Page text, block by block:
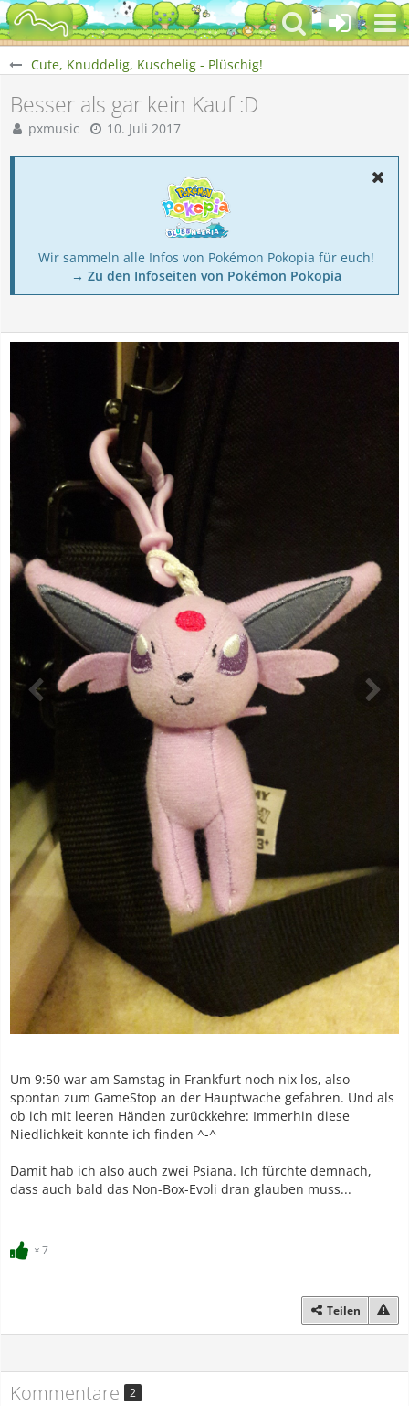
Cute, Knuddelig, Kuschelig - Plüschig!
Besser als gar kein Kauf :D
pxmusic 10. Juli 2017
Wir sammeln alle Infos von Pokémon Pokopia für euch!
→ Zu den Infoseiten von Pokémon Pokopia
Um 9:50 war am Samstag in Frankfurt noch nix los, also
spontan zum GameStop an der Hauptwache gefahren. Und als
ob ich mit leeren Händen zurückkehre: Immerhin diese
Niedlichkeit konnte ich finden ^-^
Damit hab ich also auch zwei Psiana. Ich fürchte demnach,
dass auch bald das Non-Box-Evoli dran glauben muss...
7
Teilen
Kommentare 2